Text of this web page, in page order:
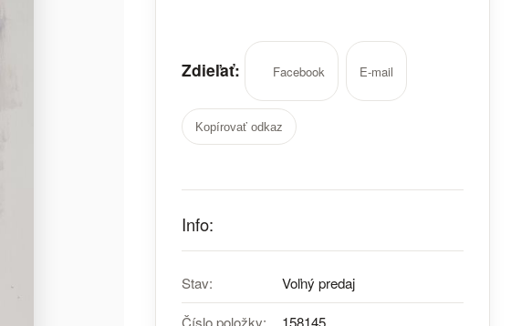
Zdieľať: Facebook E-mail
Kopírovať odkaz
Info:
Stav: Voľný predaj
Číslo položky: 158145